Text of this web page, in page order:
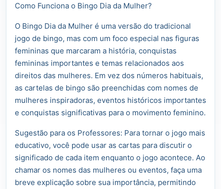
Como Funciona o Bingo Dia da Mulher?
O Bingo Dia da Mulher é uma versão do tradicional
jogo de bingo, mas com um foco especial nas figuras
femininas que marcaram a história, conquistas
femininas importantes e temas relacionados aos
direitos das mulheres. Em vez dos números habituais,
as cartelas de bingo são preenchidas com nomes de
mulheres inspiradoras, eventos históricos importantes
e conquistas significativas para o movimento feminino.
Sugestão para os Professores: Para tornar o jogo mais
educativo, você pode usar as cartas para discutir o
significado de cada item enquanto o jogo acontece. Ao
chamar os nomes das mulheres ou eventos, faça uma
breve explicação sobre sua importância, permitindo